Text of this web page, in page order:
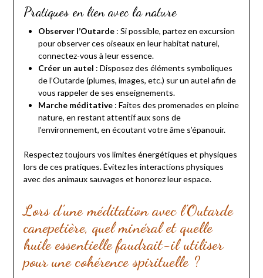
Pratiques en lien avec la nature
Observer l’Outarde: Si possible, partez en excursion
pour observer ces oiseaux en leur habitat naturel,
connectez-vous à leur essence.
Créer un autel : Disposez des éléments symboliques
de l’Outarde (plumes, images, etc.) sur un autel afin de
vous rappeler de ses enseignements.
Marche méditative: Faites des promenades en pleine
nature, en restant attentif aux sons de
l’environnement, en écoutant votre âme s’épanouir.
Respectez toujours vos limites énergétiques et physiques
lors de ces pratiques. Évitez les interactions physiques
avec des animaux sauvages et honorez leur espace.
Lors d’une méditation avec l’Outarde
canepetière, quel minéral et quelle
huile essentielle faudrait-il utiliser
pour une cohérence spirituelle ?